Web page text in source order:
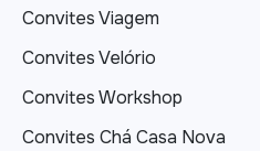
Convites Viagem
Convites Velório
Convites Workshop
Convites Chá Casa Nova